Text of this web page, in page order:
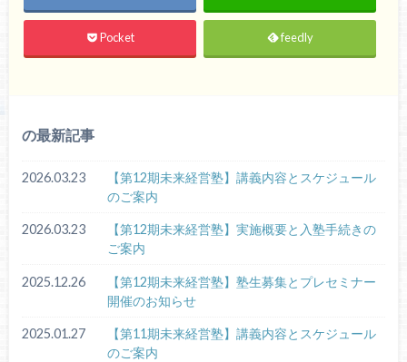
Pocket feedly
の最新記事
2026.03.23
【第12期未来経営塾】講義内容とスケジュール
のご案内
2026.03.23
【第12期未来経営塾】実施概要と入塾手続きの
ご案内
2025.12.26
【第12期未来経営塾】塾生募集とプレセミナー
開催のお知らせ
2025.01.27
【第11期未来経営塾】講義内容とスケジュール
のご案内